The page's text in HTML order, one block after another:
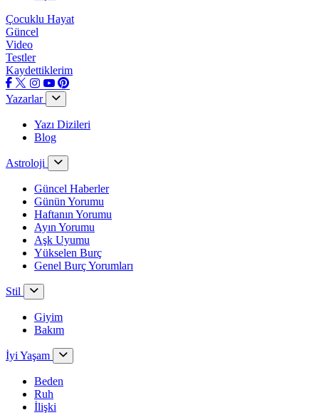
Çocuklu Hayat
Güncel
Video
Testler
Kaydettiklerim
Yazarlar
Yazı Dizileri
Blog
Astroloji
Güncel Haberler
Günün Yorumu
Haftanın Yorumu
Ayın Yorumu
Aşk Uyumu
Yükselen Burç
Genel Burç Yorumları
Stil
Giyim
Bakım
İyi Yaşam
Beden
Ruh
İlişki